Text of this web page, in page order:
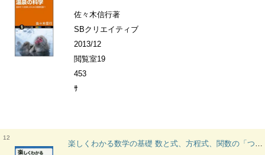
佐々木信行著
SBクリエイティブ
2013/12
閲覧室19
453
ｻ
12
楽しくわかる数学の基礎 数と式、方程式、関数の「つまずき」がスッキリ! サイエンス・アイ新書 SIS-412 数学